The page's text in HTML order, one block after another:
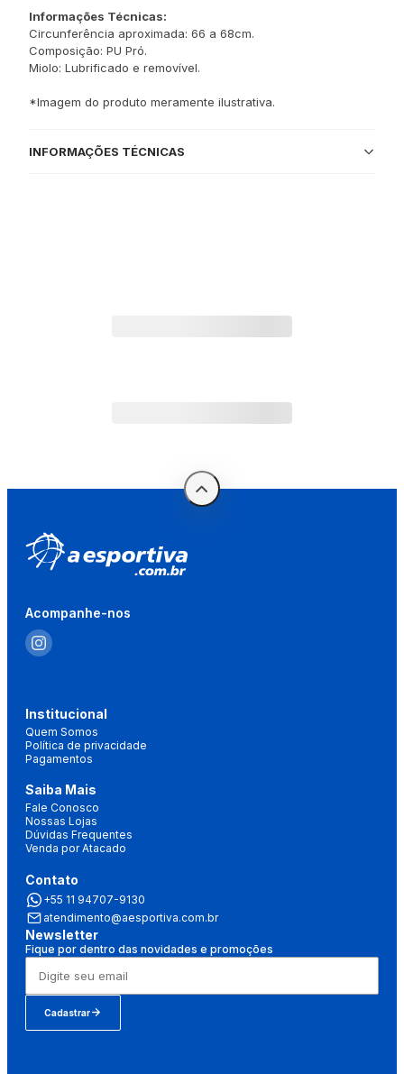
Informações Técnicas:
Circunferência aproximada: 66 a 68cm.
Composição: PU Pró.
Miolo: Lubrificado e removível.
*Imagem do produto meramente ilustrativa.
INFORMAÇÕES TÉCNICAS
Acompanhe-nos
Institucional
Quem Somos
Política de privacidade
Pagamentos
Saiba Mais
Fale Conosco
Nossas Lojas
Dúvidas Frequentes
Venda por Atacado
Contato
+55 11 94707-9130
atendimento@aesportiva.com.br
Newsletter
Fique por dentro das novidades e promoções
Cadastrar